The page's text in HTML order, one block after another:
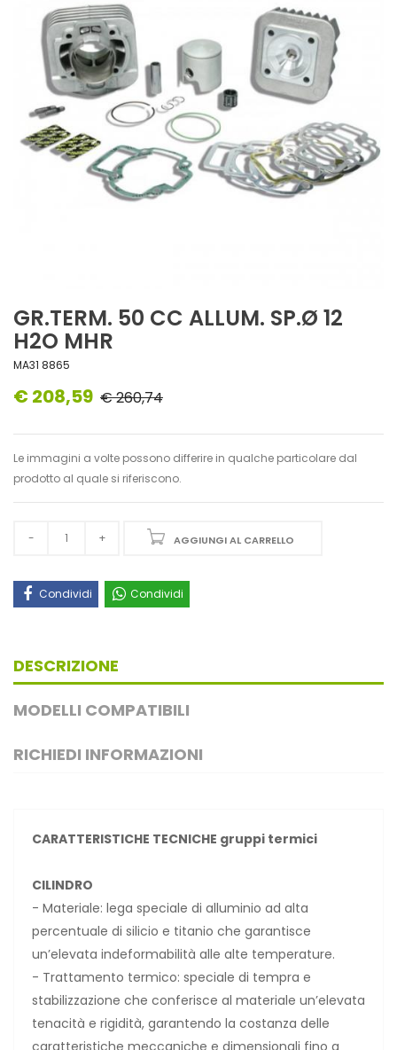
GR.TERM. 50 CC ALLUM. SP.Ø 12
H2O MHR
MA31 8865
€ 208,59 € 260,74
Le immagini a volte possono differire in qualche particolare dal
prodotto al quale si riferiscono.
AGGIUNGI AL CARRELLO
Condividi Condividi
DESCRIZIONE
MODELLI COMPATIBILI
RICHIEDI INFORMAZIONI
CARATTERISTICHE TECNICHE gruppi termici
CILINDRO
- Materiale: lega speciale di alluminio ad alta
percentuale di silicio e titanio che garantisce
un’elevata indeformabilità alle alte temperature.
- Trattamento termico: speciale di tempra e
stabilizzazione che conferisce al materiale un’elevata
tenacità e rigidità, garantendo la costanza delle